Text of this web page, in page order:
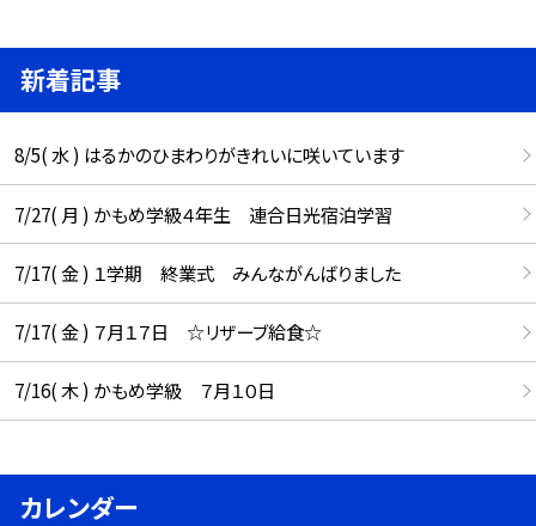
新着記事
8/5( 水 ) はるかのひまわりがきれいに咲いています
7/27( 月 ) かもめ学級４年生 連合日光宿泊学習
7/17( 金 ) １学期 終業式 みんながんばりました
7/17( 金 ) ７月１７日 ☆リザーブ給食☆
7/16( 木 ) かもめ学級 ７月１０日
カレンダー